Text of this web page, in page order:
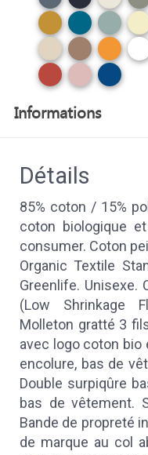
Informations
Détails
85% coton / 15%
coton biologique
consumer. Coton
Organic Textile
Greenlife. Unisexe.
(Low Shrinkage
Molleton gratté 3
avec logo coton
encolure, bas de
Double surpiqûre
bas de vêtement.
Bande de propreté
de marque au col